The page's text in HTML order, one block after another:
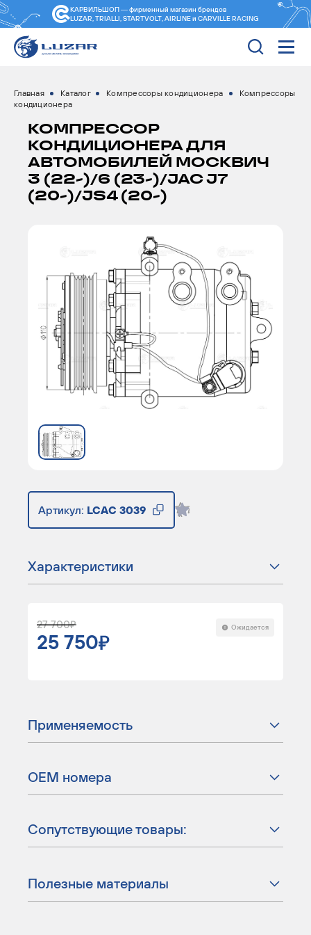
КАРВИЛЬШОП — фирменный магазин брендов
LUZAR, TRIALLI, STARTVOLT, AIRLINE и CARVILLE RACING
Главная Каталог Компрессоры кондиционера
Компрессоры
кондиционера
КОМПРЕССОР
КОНДИЦИОНЕРА ДЛЯ
АВТОМОБИЛЕЙ МОСКВИЧ
3 (22-)/6 (23-)/JAC J7
(20-)/JS4 (20-)
Артикул: LCAC 3039
Характеристики
27 700
25 750
Ожидается
Применяемость
ОЕМ номера
Сопутствующие товары:
Полезные материалы